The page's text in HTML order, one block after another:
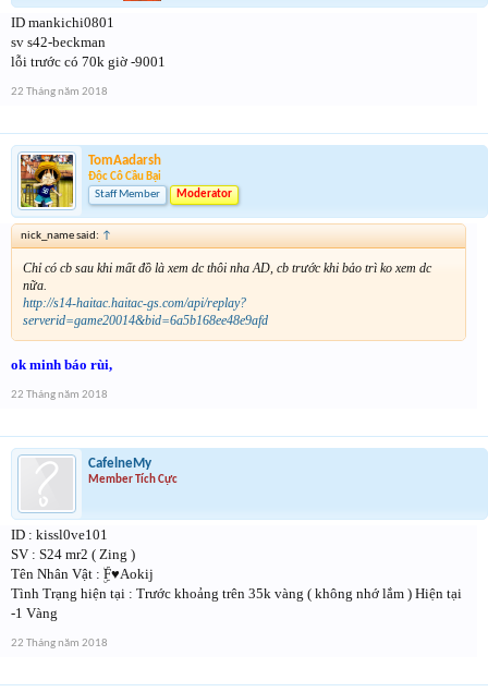
ID mankichi0801
sv s42-beckman
lỗi trước có 70k giờ -9001
22 Tháng năm 2018
TomAadarsh
Độc Cô Cầu Bại
Staff Member
Moderator
nick_name said: ↑
Chỉ có cb sau khi mất đồ là xem dc thôi nha AD, cb trước khi bảo trì ko xem dc
nữa.
http://s14-haitac.haitac-gs.com/api/replay?
serverid=game20014&bid=6a5b168ee48e9afd
ok minh báo rùi,
22 Tháng năm 2018
CafelneMy
Member Tích Cực
ID : kissl0ve101
SV : S24 mr2 ( Zing )
Tên Nhân Vật : ۣۜF♥Aokij
Tình Trạng hiện tại : Trước khoảng trên 35k vàng ( không nhớ lắm ) Hiện tại
-1 Vàng
22 Tháng năm 2018